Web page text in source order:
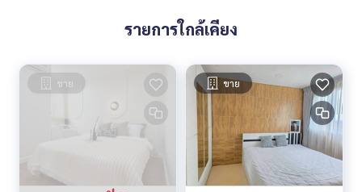
รายการใกล้เคียง
ขาย ขาย